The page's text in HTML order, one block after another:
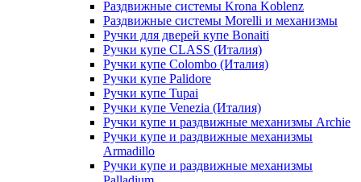
Раздвижные системы Krona Koblenz
Раздвижные системы Morelli и механизмы
Ручки для дверей купе Bonaiti
Ручки купе CLASS (Италия)
Ручки купе Colombo (Италия)
Ручки купе Palidore
Ручки купе Tupai
Ручки купе Venezia (Италия)
Ручки купе и раздвижные механизмы Archie
Ручки купе и раздвижные механизмы
Armadillo
Ручки купе и раздвижные механизмы